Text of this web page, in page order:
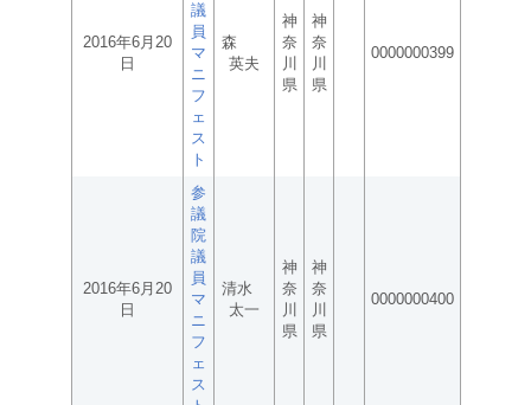
2016年6月20
日
議
員
マ
ニ
フ
ェ
ス
ト
森
英夫
神
奈
川
県
神
奈
川
県
0000000399
2016年6月20
日
参
議
院
議
員
マ
ニ
フ
ェ
ス
清水
太一
神
奈
川
県
神
奈
川
県
0000000400